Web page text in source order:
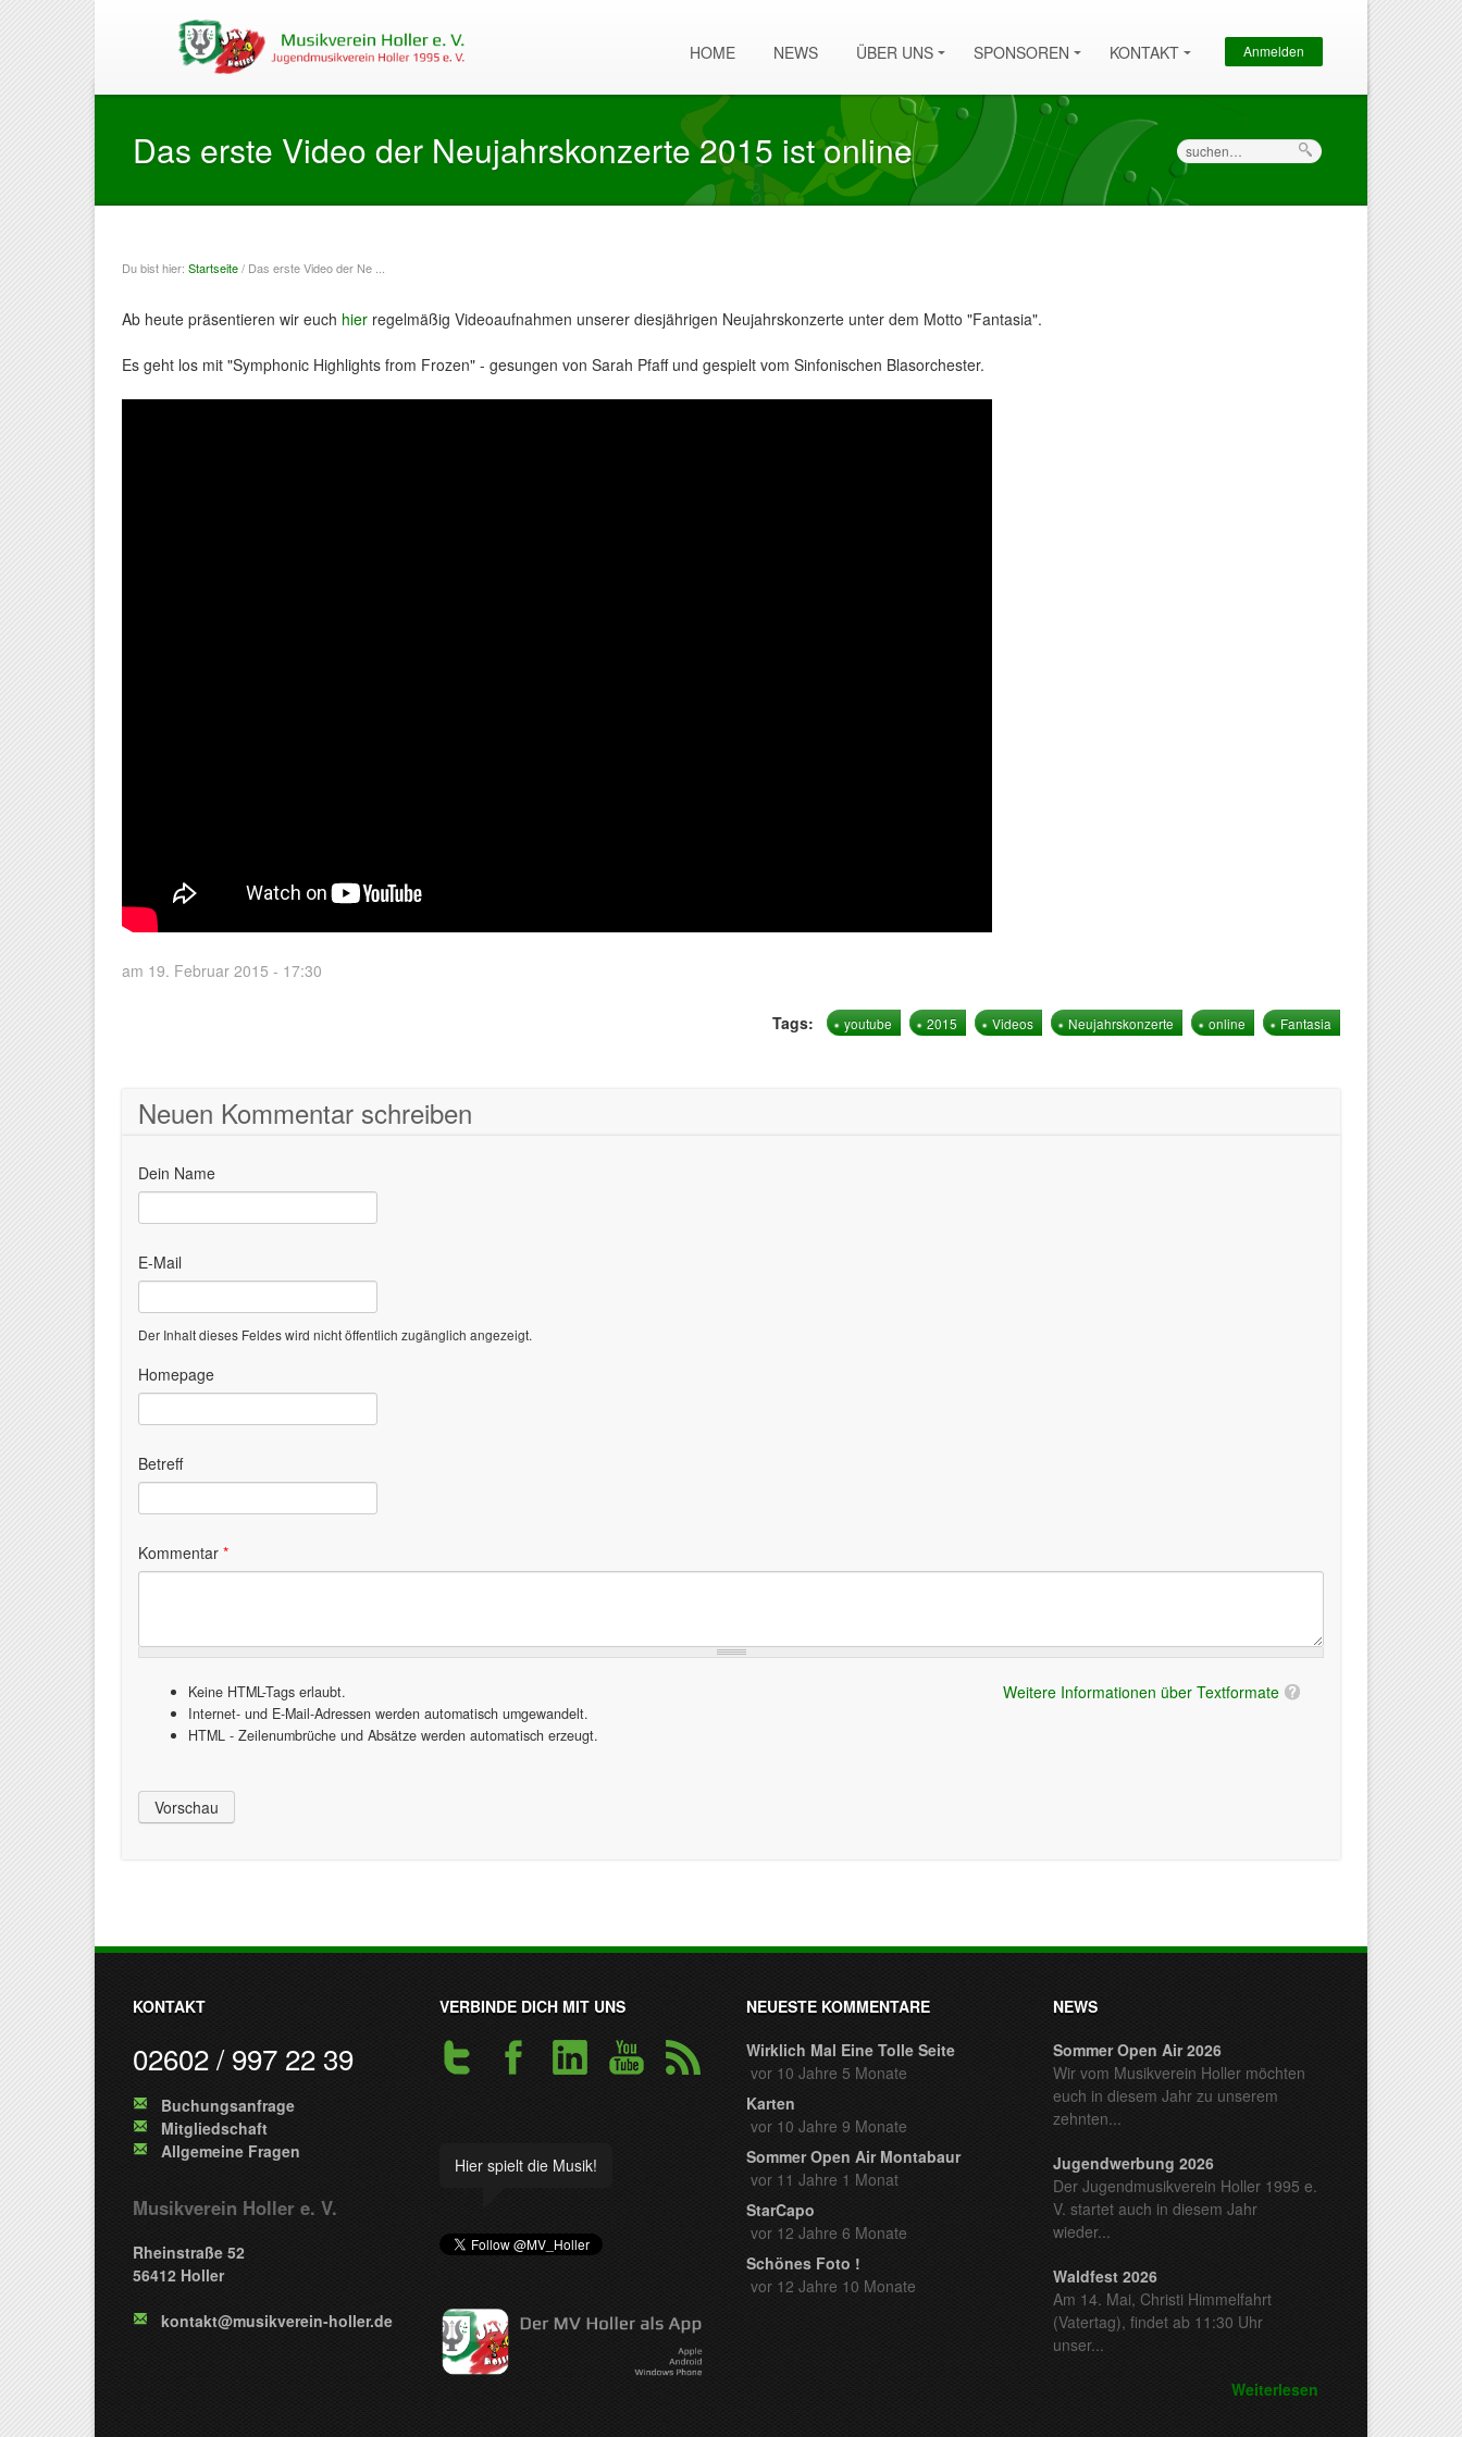
Sekundärmenü
Anmelden
HOME NEWS ÜBER UNS SPONSOREN KONTAKT
Das erste Video der Neujahrskonzerte 2015 ist online Suche
Du bist hier:
Sie sind hier
Startseite/ Das erste Video der Ne ...
Ab heute präsentieren wir euch hier regelmäßig Videoaufnahmen unserer diesjährigen Neujahrskonzerte unter dem Motto "Fantasia".
Es geht los mit "Symphonic Highlights from Frozen" - gesungen von Sarah Pfaff und gespielt vom Sinfonischen Blasorchester.
am 19. Februar 2015 - 17:30
Tags: youtube 2015 Videos Neujahrskonzerte online Fantasia
Neuen Kommentar schreiben
Dein Name
E-Mail
Der Inhalt dieses Feldes wird nicht öffentlich zugänglich angezeigt.
Homepage
Betreff
Kommentar *
Weitere Informationen über Textformate
Keine HTML-Tags erlaubt.
Internet- und E-Mail-Adressen werden automatisch umgewandelt.
HTML - Zeilenumbrüche und Absätze werden automatisch erzeugt.
KONTAKT
02602 / 997 22 39
Buchungsanfrage
Mitgliedschaft
Allgemeine Fragen
Musikverein Holler e. V.
Rheinstraße 52
56412 Holler
kontakt@musikverein-holler.de
VERBINDE DICH MIT UNS
Hier spielt die Musik!
NEUESTE KOMMENTARE
Wirklich Mal Eine Tolle Seite
vor 10 Jahre 5 Monate
Karten
vor 10 Jahre 9 Monate
Sommer Open Air Montabaur
vor 11 Jahre 1 Monat
StarCapo
vor 12 Jahre 6 Monate
Schönes Foto !
vor 12 Jahre 10 Monate
NEWS
Sommer Open Air 2026
Wir vom Musikverein Holler möchten
euch in diesem Jahr zu unserem
zehnten...
Jugendwerbung 2026
Der Jugendmusikverein Holler 1995 e.
V. startet auch in diesem Jahr
wieder...
Waldfest 2026
Am 14. Mai, Christi Himmelfahrt
(Vatertag), findet ab 11:30 Uhr
unser...
Weiterlesen